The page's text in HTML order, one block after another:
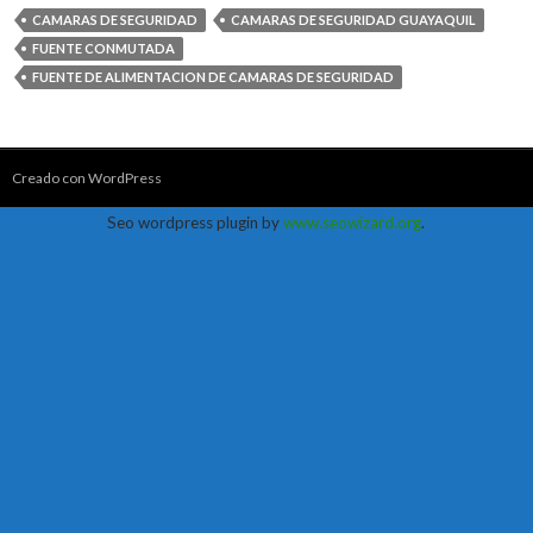
CAMARAS DE SEGURIDAD
CAMARAS DE SEGURIDAD GUAYAQUIL
FUENTE CONMUTADA
FUENTE DE ALIMENTACION DE CAMARAS DE SEGURIDAD
Creado con WordPress
Seo wordpress plugin bywww.seowizard.org.